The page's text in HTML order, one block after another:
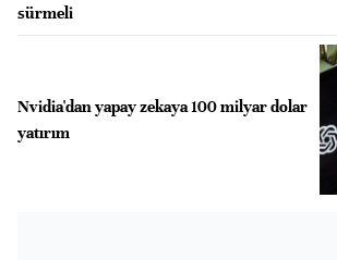
sürmeli
Nvidia'dan yapay zekaya 100 milyar dolar
yatırım